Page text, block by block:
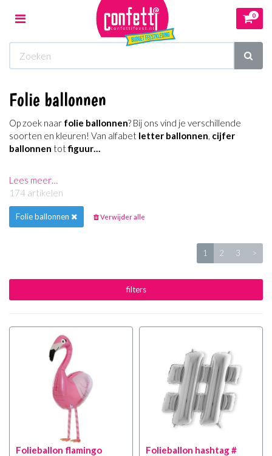
Toggle
0
Winkelwagen
Uw winkelwagen is leeg.
Vul hem met producten.
Folie ballonnen
Op zoek naar folie ballonnen? Bij ons vind je verschillende
soorten en kleuren! Van alfabet letter ballonnen cijfer
ballonnen totfiguur…
Lees meer…
174 artikelen
Folie ballonnen Verwijder alle
1 2 3 >
filters
Folieballon flamingo
Folieballon hashtag #